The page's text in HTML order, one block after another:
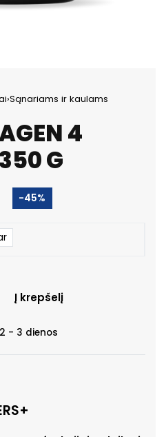
›Sąnariams ir kaulams
4
G
-45%
Į krepšelį
2 - 3 dienos